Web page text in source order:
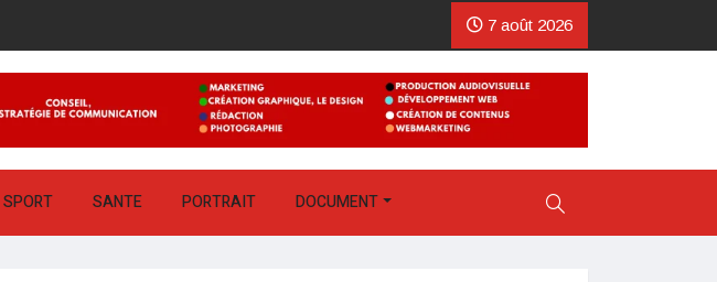
7 août 2026
SPORT SANTE PORTRAIT DOCUMENT